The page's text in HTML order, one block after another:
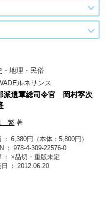
・地理・民俗
ルネサンス
派遺軍総司令官 岡村寧次
繁 著
6,380円（本体：5,800円）
978-4-309-22576-0
×品切・重版未定
2012.06.20